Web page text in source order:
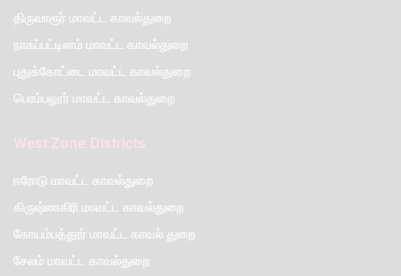
திருவாரூர் மாவட்ட காவல்துறை
நாகப்பட்டினம் மாவட்ட காவல்துறை
புதுக்கோட்டை மாவட்ட காவல்துறை
பெரம்பலூர் மாவட்ட காவல்துறை
West Zone Districts
ஈரோடு மாவட்ட காவல்துறை
கிருஷ்ணகிரி மாவட்ட காவல்துறை
கோயம்பத்தூர் மாவட்ட காவல் துறை
சேலம் மாவட்ட காவல்துறை